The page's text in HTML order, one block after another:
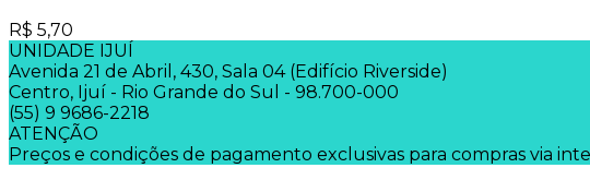
R$ 5,70
UNIDADE IJUÍ
Avenida 21 de Abril, 430, Sala 04 (Edifício Riverside)
Centro, Ijuí - Rio Grande do Sul - 98.700-000
(55) 9 9686-2218
ATENÇÃO
Preços e condições de pagamento exclusivas para compras via